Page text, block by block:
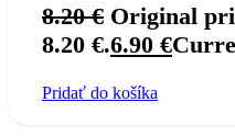
8.20€ Original
8.20 €.6.90 €
Pridať do košíka